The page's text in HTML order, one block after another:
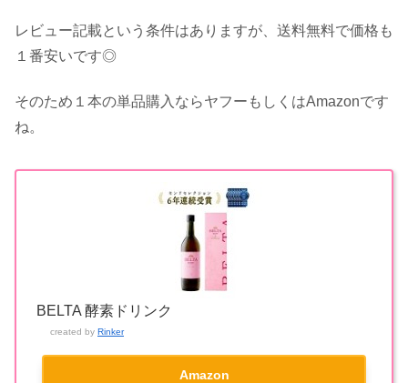
レビュー記載という条件はありますが、送料無料で価格も
１番安いです◎
そのため１本の単品購入ならヤフーもしくはAmazonです
ね。
BELTA 酵素ドリンク
created by Rinker
Amazon